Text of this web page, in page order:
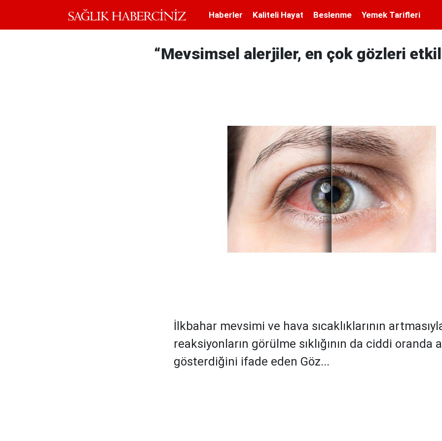
Haberler Kaliteli Hayat Beslenme Yemek Tarifleri
“Mevsimsel alerjiler, en çok gözleri
İlkbahar mevsimi ve hava sıcaklıklarının
reaksiyonların görülme sıklığının da ciddi oranda
gösterdiğini ifade eden Göz...